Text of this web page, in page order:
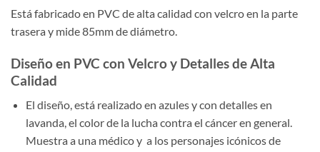
Está fabricado en PVC de alta calidad con velcro en la parte
trasera y mide 85mm de diámetro.
Diseño en PVC con Velcro y Detalles de Alta
Calidad
El diseño, está realizado en azules y con detalles en
lavanda, el color de la lucha contra el cáncer en general.
Muestra a una médico y a los personajes icónicos de